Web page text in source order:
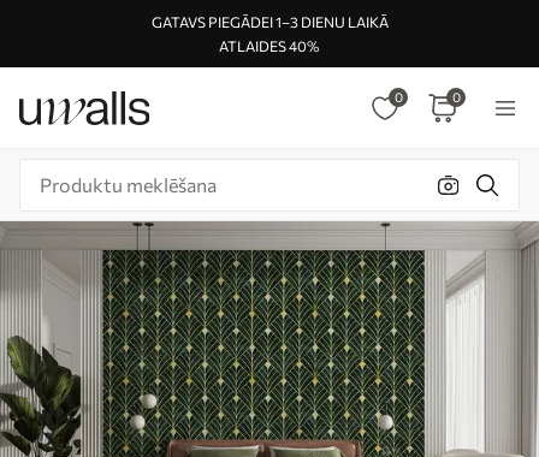
GATAVS PIEGĀDEI 1–3 DIENU LAIKĀ
ATLAIDES 40%
0 0